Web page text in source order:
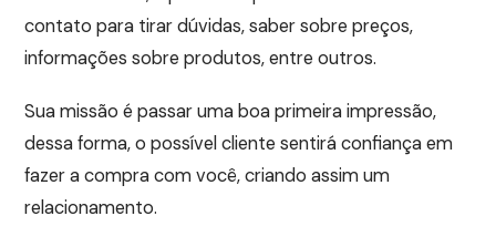
contato para tirar dúvidas, saber sobre preços,
informações sobre produtos, entre outros.
Sua missão é passar uma boa primeira impressão,
dessa forma, o possível cliente sentirá confiança em
fazer a compra com você, criando assim um
relacionamento.